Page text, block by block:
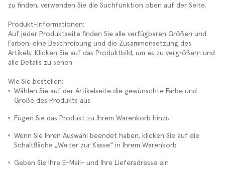
zu finden, verwenden Sie die Suchfunktion oben auf der Seite.
Produkt-Informationen:
Auf jeder Produktseite finden Sie alle verfügbaren Größen und
Farben, eine Beschreibung und die Zusammensetzung des
Artikels. Klicken Sie auf das Produktbild, um es zu vergrößern und
alle Details zu sehen.
Wie Sie bestellen:
Wählen Sie auf der Artikelseite die gewünschte Farbe und
Größe des Produkts aus
Fügen Sie das Produkt zu Ihrem Warenkorb hinzu
Wenn Sie Ihren Auswahl beendet haben, klicken Sie auf die
Schaltfläche „Weiter zur Kasse“ in Ihrem Warenkorb
Geben Sie Ihre E-Mail- und Ihre Lieferadresse ein